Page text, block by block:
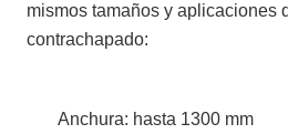
mismos tamaños y aplicaciones
contrachapado:
Anchura: hasta 1300 mm